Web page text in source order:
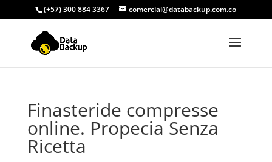
(+57) 300 884 3367 comercial@databackup.com.co
Finasteride compresse
online. Propecia Senza
Ricetta